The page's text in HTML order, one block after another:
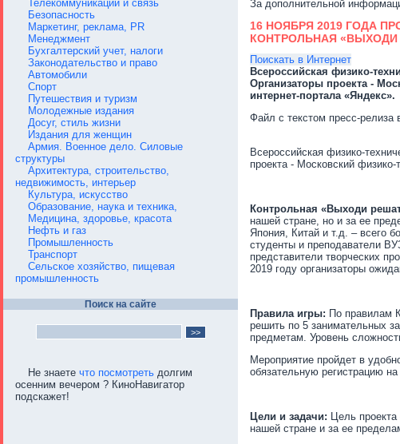
Телекоммуникации и связь
Безопасность
Маркетинг, реклама, PR
Менеджмент
Бухгалтерский учет, налоги
Законодательство и право
Автомобили
Спорт
Путешествия и туризм
Молодежные издания
Досуг, стиль жизни
Издания для женщин
Армия. Военное дело. Силовые
структуры
Архитектура, строительство,
недвижимость, интерьер
Культура, искусство
Образование, наука и техника,
Медицина, здоровье, красота
Нефть и газ
Промышленность
Транспорт
Сельское хозяйство, пищевая
промышленность
Поиск на сайте
Не знаете что посмотреть долгим
осенним вечером ? КиноНавигатор
подскажет!
За дополнительной
16 НОЯБРЯ 2019 ГОДА
КОНТРОЛЬНАЯ «ВЫХОДИ
Поискать в Интернет
Всероссийская физико-
Организаторы проекта -
интернет-портала «Яндекс».
Файл с текстом пресс-релиза
Всероссийская физико-
проекта - Московский
Контрольная «Выходи
нашей стране, но и за ее
Япония, Китай и т.д. – всего
студенты и преподаватели
представители творческих
2019 году организаторы
Правила игры: По правилам
решить по 5 занимательных
предметам. Уровень
Мероприятие пройдет в
обязательную регистрацию
Цели и задачи: Цель проекта
нашей стране и за ее